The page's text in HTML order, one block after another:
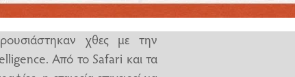
χθες με την
Από το Safari και τα